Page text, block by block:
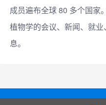
成员遍布全球 80 多个国家
植物学的会议、新闻、就
息。